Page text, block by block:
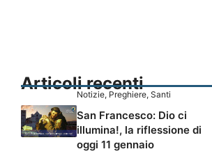
Articoli recenti
Notizie, Preghiere, Santi
San Francesco: Dio ci
illumina!, la riflessione di
oggi 11 gennaio